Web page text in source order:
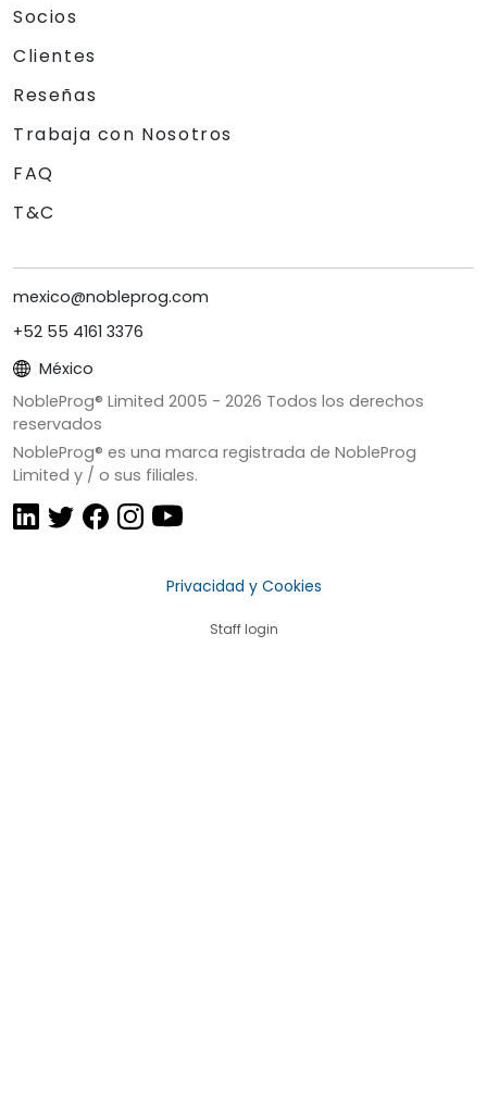
Socios
Clientes
Reseñas
Trabaja con Nosotros
FAQ
T&C
mexico@nobleprog.com
+52 55 4161 3376
México
NobleProg® Limited 2005 - 2026 Todos los derechos
reservados
NobleProg® es una marca registrada de NobleProg
Limited y / o sus filiales.
Privacidad y Cookies
Staff login